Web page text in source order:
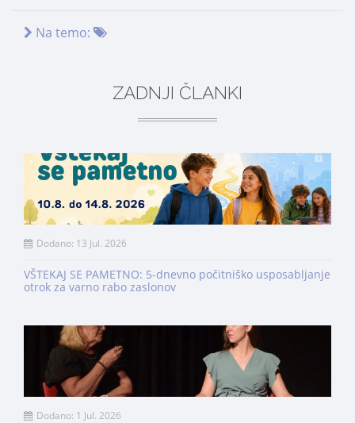
Na temo:
ZADNJI ČLANKI
Dodano: 13 Jul. 2026
VŠTEKAJ SE PAMETNO: 5-dnevno počitniško usposabljanje
otrok za varno rabo zaslonov
Dodano: 1 Jul. 2026